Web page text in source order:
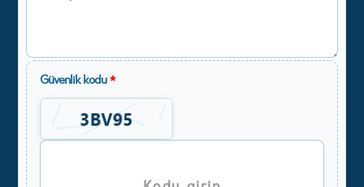
Güvenlik kodu*